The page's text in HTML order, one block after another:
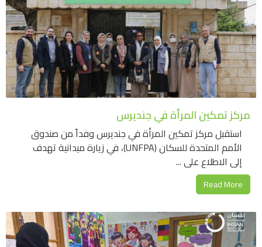
مركز تمكين المرأة في جنديرس
استقبل مركز تمكين المرأة في جنديرس وفداً من صندوق
الأمم المتحدة للسكان (UNFPA)، في زيارة ميدانية تهدف
إلى الاطلاع على ...
Read More